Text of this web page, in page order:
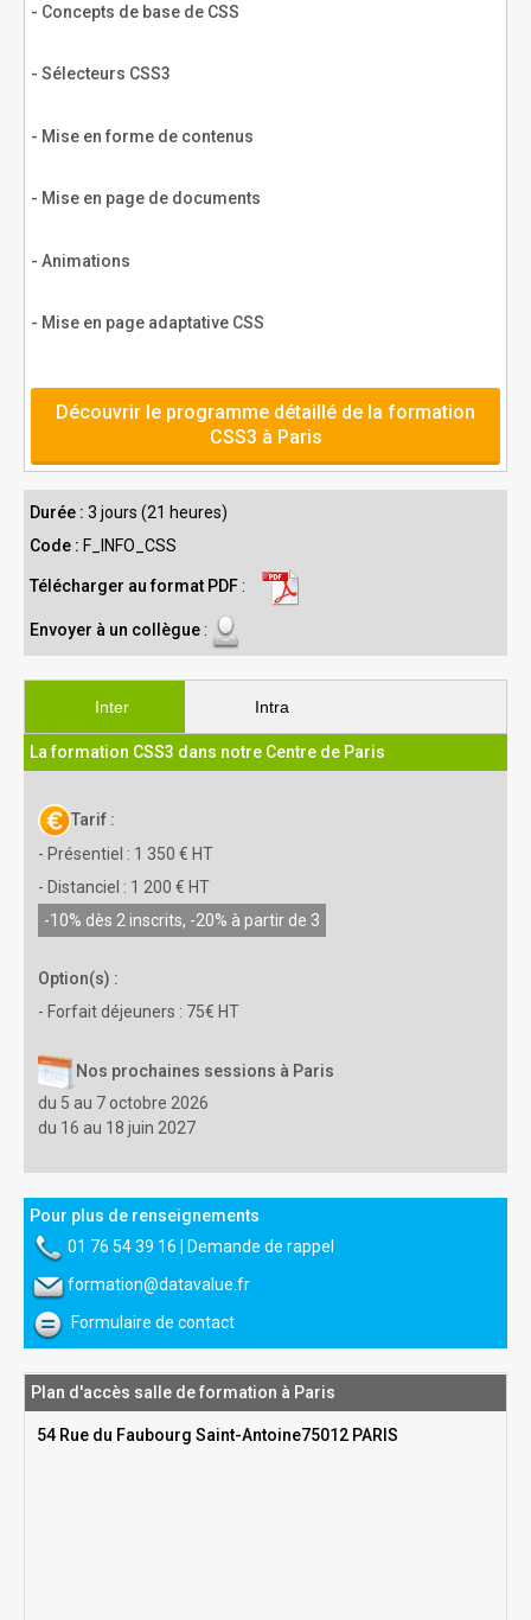
- Concepts de base de CSS
- Sélecteurs CSS3
- Mise en forme de contenus
- Mise en page de documents
- Animations
- Mise en page adaptative CSS
Découvrir le programme détaillé de la formation
CSS3 à Paris
Durée : 3 jours (21 heures)
Code : F_INFO_CSS
Télécharger au format PDF:
Envoyer à un collègue:
Inter Intra
La formation CSS3 dans notre Centre de Paris
Tarif :
- Présentiel : 1 350 € HT
- Distanciel : 1 200 € HT
-10% dès 2 inscrits, -20% à partir de 3
Option(s) :
- Forfait déjeuners : 75€ HT
Nos prochaines sessions à Paris
du 5 au 7 octobre 2026
du 16 au 18 juin 2027
Pour plus de renseignements
01 76 54 39 16
Demande de rappel
formation@datavalue.fr
Formulaire de contact
Plan d'accès salle de formation à Paris
54 Rue du Faubourg Saint-Antoine75012 PARIS